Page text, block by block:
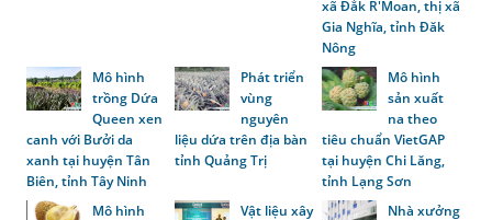
xã Đắk R'Moan, thị xã
Gia Nghĩa, tỉnh Đăk
Nông
Mô hình
trồng Dứa
Queen xen
canh với Bưởi da
xanh tại huyện Tân
Biên, tỉnh Tây Ninh
Phát triển
vùng
nguyên
liệu dứa trên địa bàn
tỉnh Quảng Trị
Mô hình
sản xuất
na theo
tiêu chuẩn VietGAP
tại huyện Chi Lăng,
tỉnh Lạng Sơn
Mô hình
Vật liệu xây
Nhà xưởng